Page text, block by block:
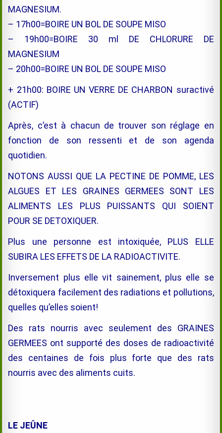
MAGNESIUM.
– 17h00=BOIRE UN BOL DE SOUPE MISO
– 19h00=BOIRE 30 ml DE CHLORURE DE
MAGNESIUM
– 20h00=BOIRE UN BOL DE SOUPE MISO
+ 21h00: BOIRE UN VERRE DE CHARBON suractivé
(ACTIF)
Après, c’est à chacun de trouver son réglage en
fonction de son ressenti et de son agenda
quotidien.
NOTONS AUSSI QUE LA PECTINE DE POMME, LES
ALGUES ET LES GRAINES GERMEES SONT LES
ALIMENTS LES PLUS PUISSANTS QUI SOIENT
POUR SE DETOXIQUER.
Plus une personne est intoxiquée, PLUS ELLE
SUBIRA LES EFFETS DE LA RADIOACTIVITE.
Inversement plus elle vit sainement, plus elle se
détoxiquera facilement des radiations et pollutions,
quelles qu’elles soient!
Des rats nourris avec seulement des GRAINES
GERMEES ont supporté des doses de radioactivité
des centaines de fois plus forte que des rats
nourris avec des aliments cuits.
LE JEÛNE